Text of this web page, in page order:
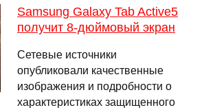
Samsung Galaxy Tab Active5
получит 8-дюймовый экран
Сетевые источники
опубликовали качественные
изображения и подробности о
характеристиках защищенного